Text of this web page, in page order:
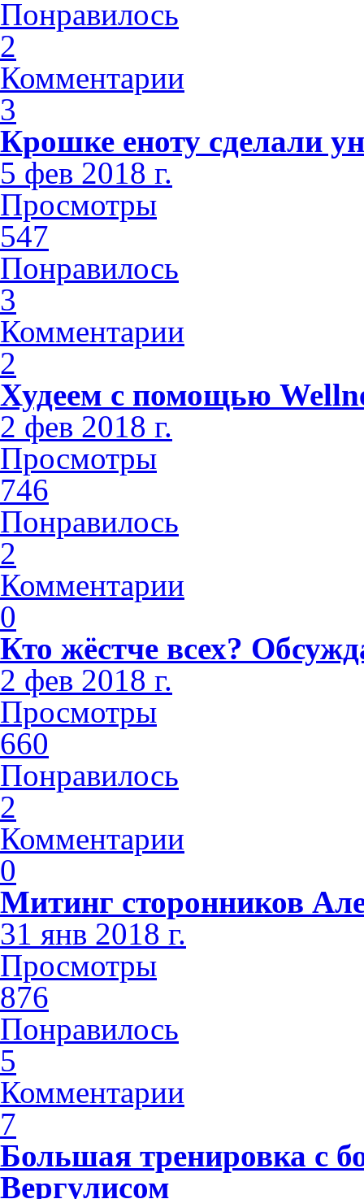
Понравилось
2
Комментарии
3
Крошке еноту сделали
5 фев 2018 г.
Просмотры
547
Понравилось
3
Комментарии
2
Худеем с помощью
2 фев 2018 г.
Просмотры
746
Понравилось
2
Комментарии
0
Кто жёстче всех?
2 фев 2018 г.
Просмотры
660
Понравилось
2
Комментарии
0
Митинг сторонников
31 янв 2018 г.
Просмотры
876
Понравилось
5
Комментарии
7
Большая тренировка с
Вергулисом